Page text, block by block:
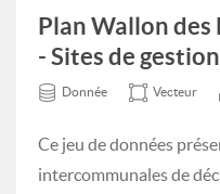
Plan Wallon des
- Sites de
Donnée Vecteur
Ce jeu de données
intercommunales de